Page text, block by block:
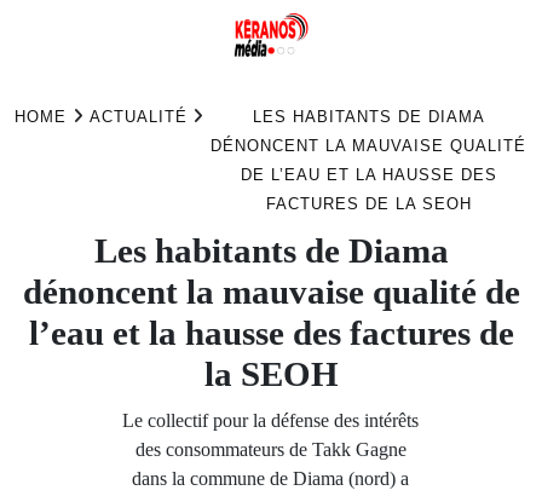
HOME ACTUALITÉ
LES HABITANTS DE DIAMA
DÉNONCENT LA MAUVAISE QUALITÉ
DE L’EAU ET LA HAUSSE DES
FACTURES DE LA SEOH
Les habitants de Diama
dénoncent la mauvaise qualité de
l’eau et la hausse des factures de
la SEOH
Le collectif pour la défense des intérêts
des consommateurs de Takk Gagne
dans la commune de Diama (nord) a